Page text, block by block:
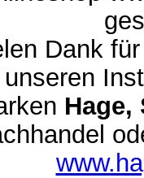
Dank
Hage,